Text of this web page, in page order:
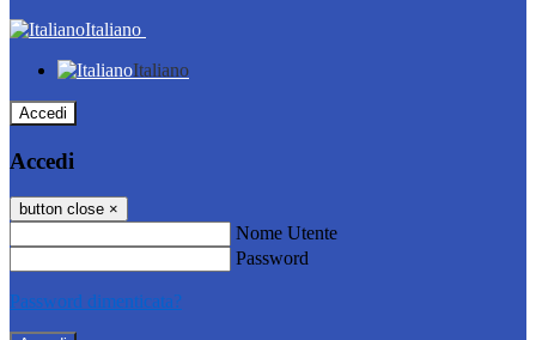
Italiano
Italiano
Accedi
Accedi
button close ×
Nome Utente
Password
Password dimenticata?